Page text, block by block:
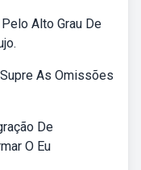
Alto Grau De
As Omissões
De
O Eu